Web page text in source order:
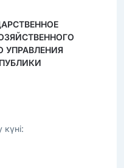
УПРАВЛЕНИЯ